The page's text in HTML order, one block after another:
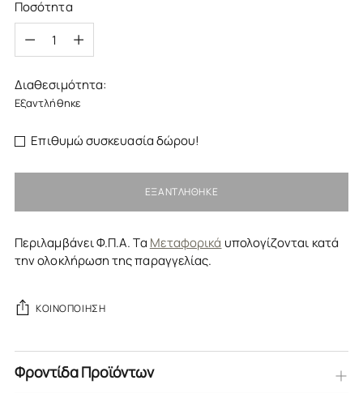
Ποσότητα
Ποσότητα
Διαθεσιμότητα:
Εξαντλήθηκε
Επιθυμώ συσκευασία δώρου!
ΕΞΑΝΤΛΉΘΗΚΕ
Περιλαμβάνει Φ.Π.Α. Τα Μεταφορικά υπολογίζονται κατά
την ολοκλήρωση της παραγγελίας.
ΚΟΙΝΟΠΟΊΗΣΗ
Φροντίδα Προϊόντων